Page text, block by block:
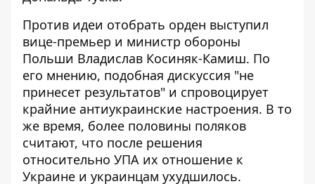
Против идеи отобрать орден выступил
вице-премьер и министр обороны
Польши Владислав Косиняк-Камиш. По
его мнению, подобная дискуссия "не
принесет результатов" и спровоцирует
крайние антиукраинские настроения. В то
же время, более половины поляков
считают, что после решения
относительно УПА их отношение к
Украине и украинцам ухудшилось.